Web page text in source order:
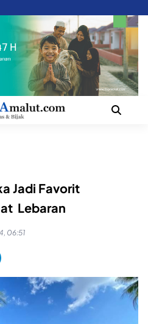
Jadi Favorit
Lebaran
06:51